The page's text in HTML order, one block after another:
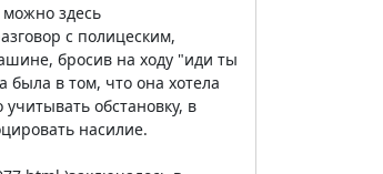
можно здесь
с полицеским,
бросив на ходу "иди ты
в том, что она хотела
обстановку, в
насилие.